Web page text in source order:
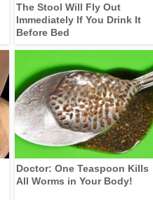
The Stool Will Fly Out
Immediately If You Drink It
Before Bed
Doctor: One Teaspoon Kills
All Worms in Your Body!